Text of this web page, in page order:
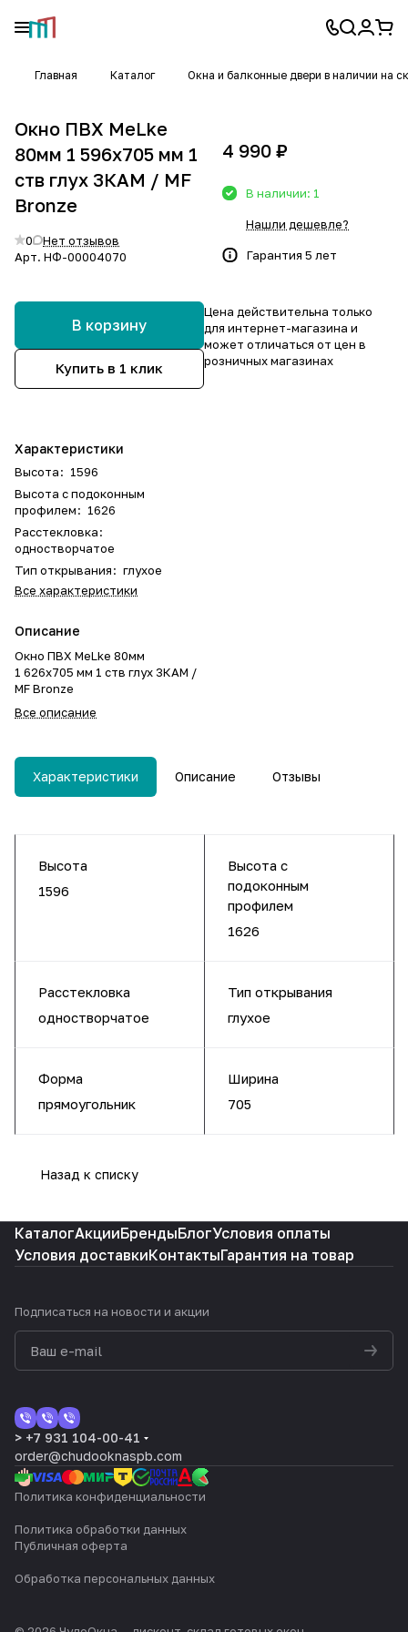
Главная Каталог Окна и балконные двери в наличии на
Окно ПВХ MeLke
80мм 1 596х705 мм 1
ств глух 3КАМ / MF
Bronze
0
Нет отзывов
Арт. НФ-00004070
В корзину
Купить в 1 клик
Характеристики
Высота: 1596
Высота с подоконным
профилем: 1626
Расстекловка:
одностворчатое
Тип открывания: глухое
Все характеристики
Описание
Окно ПВХ MeLke 80мм
1 626х705 мм 1 ств глух 3КАМ /
MF Bronze
Все описание
4 990 ₽
В наличии: 1
Нашли дешевле?
Гарантия 5 лет
Цена действительна только
для интернет-магазина и
может отличаться от цен в
розничных магазинах
Характеристики Описание Отзывы
Высота
1596
Высота с
подоконным
профилем
1626
Расстекловка
одностворчатое
Тип открывания
глухое
Форма
прямоугольник
Ширина
705
Назад к списку
КаталогАкцииБрендыБлогУсловия оплаты
Условия доставкиКонтактыГарантия на товар
Подписаться на новости и акции
> +7 931 104-00-41
order@chudooknaspb.com
Политика конфиденциальности
Политика обработки данных
Публичная оферта
Обработка персональных данных